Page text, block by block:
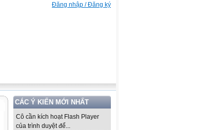
Đăng nhập / Đăng ký
CÁC Ý KIẾN MỚI NHẤT
Cô cần kích hoạt Flash Player
của trình duyệt để...